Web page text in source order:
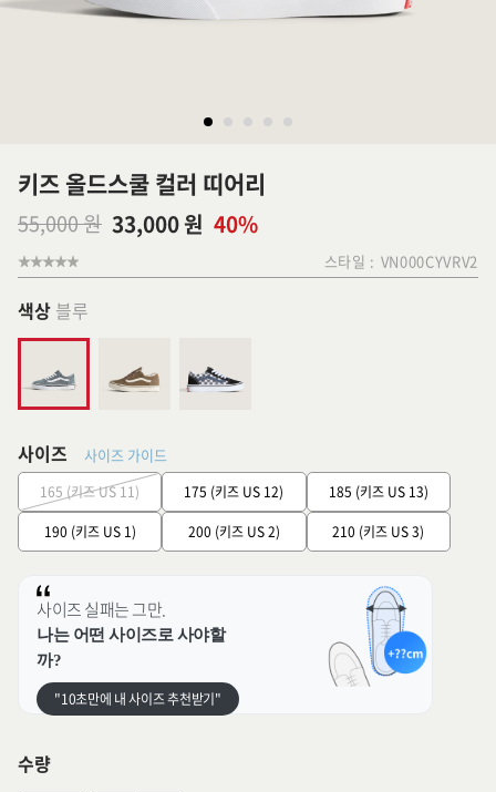
키즈 올드스쿨 컬러 띠어리
55,000 원 33,000 원 40%
스타일 : VN000CYVRV2
색상 블루
사이즈 사이즈 가이드
165 (키즈 US 11) 175 (키즈 US 12)
185 (키즈 US 13)
190 (키즈 US 1)
200 (키즈 US 2) 210 (키즈 US 3)
사이즈 실패는 그만.
나는 어떤 사이즈로 사야할
까?
"10초만에 내 사이즈 추천받기"
수량